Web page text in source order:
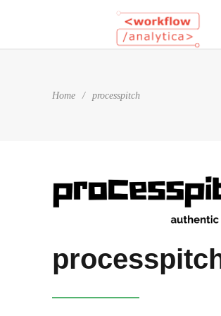
Home / processpitch